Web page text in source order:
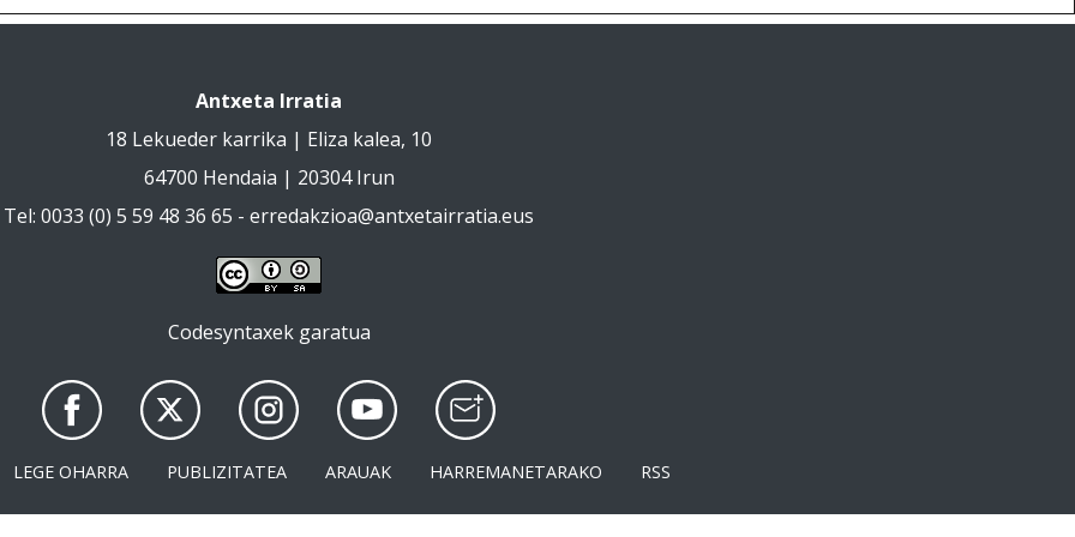
Antxeta Irratia
18 Lekueder karrika | Eliza kalea, 10
64700 Hendaia | 20304 Irun
Tel: 0033 (0) 5 59 48 36 65 - erredakzioa@antxetairratia.eus
Codesyntaxek garatua
LEGE OHARRA PUBLIZITATEA ARAUAK HARREMANETARAKO RSS